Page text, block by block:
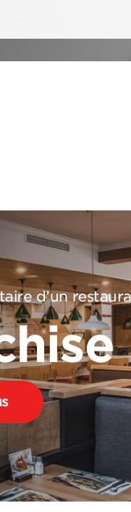
d’un